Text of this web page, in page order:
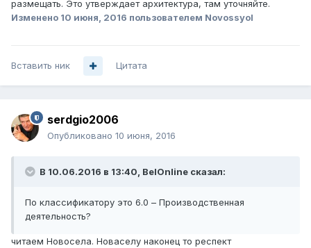
размещать. Это утверждает архитектура, там уточняйте.
Изменено 10 июня, 2016 пользователем Novossyol
Вставить ник Цитата
serdgio2006
Опубликовано 10 июня, 2016
В 10.06.2016 в 13:40, BelOnline сказал:
По классификатору это 6.0 – Производственная
деятельность?
читаем Новосела. Новаселу наконец то респект